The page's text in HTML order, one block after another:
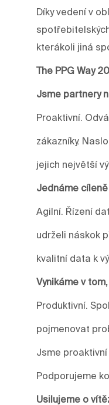
Díky vedení v
kterákoli jiná
The PPG Way
Jsme partnery
Proaktivní.
zákazníky.
jejich největší
Jednáme
Agilní. Řízení
udrželi náskok
kvalitní data k
Vynikáme v
Produktivní.
pojmenovat
Jsme
Podporujeme
Usilujeme o